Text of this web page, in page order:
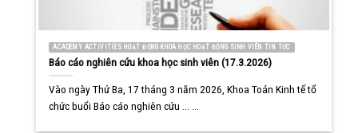
ACADEMY ACTIVITIES HOẠT ĐỘNG KHOA HỌC HOẠT ĐỘNG SINH VIÊN TIN TỨC
Báo cáo nghiên cứu khoa học sinh viên (17.3.2026)
Vào ngày Thứ Ba, 17 tháng 3 năm 2026, Khoa Toán Kinh tế tổ
chức buổi Báo cáo nghiên cứu ... ...